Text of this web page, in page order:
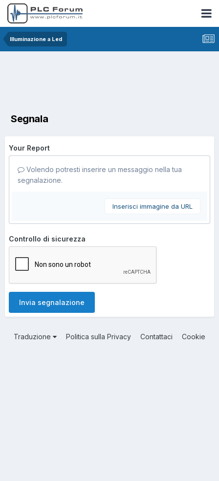
Illuminazione a Led
Segnala
Your Report
Volendo potresti inserire un messaggio nella tua
segnalazione.
Inserisci immagine da URL
Controllo di sicurezza
Invia segnalazione
Traduzione Politica sulla Privacy Contattaci Cookie